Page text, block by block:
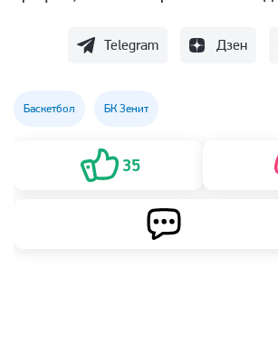
Telegram Дзен
Баскетбол БК Зенит
35